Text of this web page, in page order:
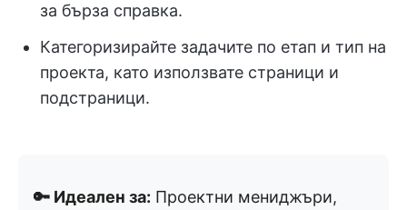
за бърза справка.
Категоризирайте задачите по етап и тип на
проекта, като използвате страници и
подстраници.
🔑 Идеален за: Проектни мениджъри,